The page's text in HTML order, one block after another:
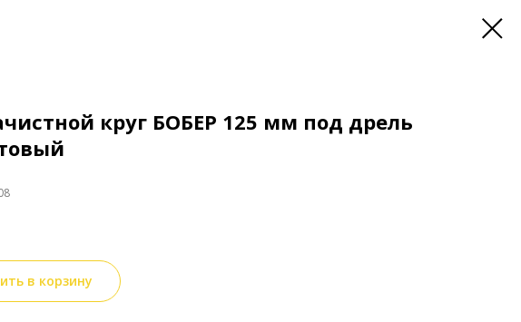
круг БОБЕР 125 мм под дрель
в корзину